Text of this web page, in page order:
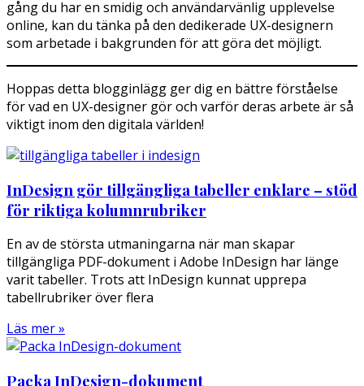
gång du har en smidig och användarvänlig upplevelse
online, kan du tänka på den dedikerade UX-designern
som arbetade i bakgrunden för att göra det möjligt.
Hoppas detta blogginlägg ger dig en bättre förståelse
för vad en UX-designer gör och varför deras arbete är så
viktigt inom den digitala världen!
InDesign gör tillgängliga tabeller enklare – stöd
för riktiga kolumnrubriker
En av de största utmaningarna när man skapar
tillgängliga PDF-dokument i Adobe InDesign har länge
varit tabeller. Trots att InDesign kunnat upprepa
tabellrubriker över flera
Läs mer »
Packa InDesign-dokument